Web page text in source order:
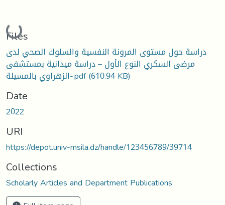
Loading...
Files
دراسة حول مستوى المرونة النفسية والسلوك الصحي لدى
مرضى السكري النوع الأول – دراسة ميدانية بمستشفى
الزهراوي بالمسيلة-.pdf(610.94 KB)
Date
2022
URI
https://depot.univ-msila.dz/handle/123456789/39714
Collections
Scholarly Articles and Department Publications